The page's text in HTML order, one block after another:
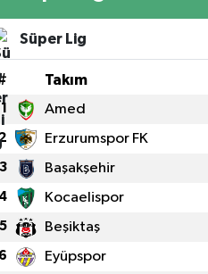
Süper Lig
Takım
1 Amed
Erzurumspor FK
3 Başakşehir
Kocaelispor
5 Beşiktaş
Eyüpspor